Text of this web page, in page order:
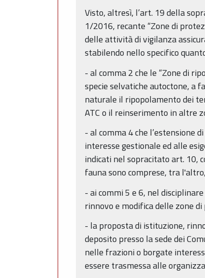
Visto, altresì, l’art. 19 della
1/2016, recante “Zone di
delle attività di vigilanza
stabilendo nello specifico
- al comma 2 che le “Zone di
specie selvatiche autoctone, a
naturale il ripopolamento dei
ATC o il reinserimento in altre
- al comma 4 che l’estensione
interesse gestionale ed alle
indicati nel sopracitato art. 10,
fauna sono comprese, tra
- ai commi 5 e 6, nel
rinnovo e modifica delle zone
- la proposta di istituzione,
deposito presso la sede dei
nelle frazioni o borgate
essere trasmessa alle